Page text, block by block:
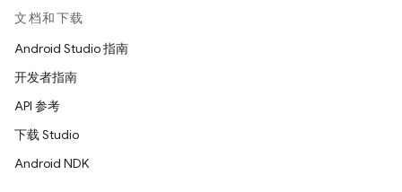
文档和下载
Android Studio 指南
开发者指南
API 参考
下载 Studio
Android NDK